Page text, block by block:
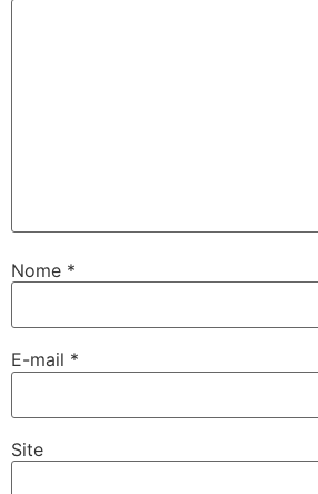
Nome *
E-mail *
Site